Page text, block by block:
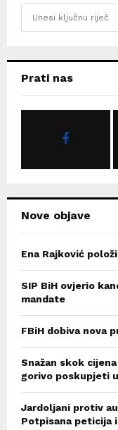
hPrati nas
Nove objave
Ena Rajković
SIP BiH ovjerio
mandate
FBiH dobiva nova
Snažan skok
gorivo poskupjeti
Jardoljani protiv
Potpisana peticija